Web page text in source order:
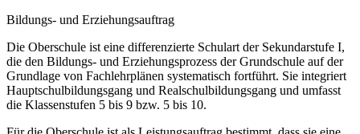
Bildungs- und Erziehungsauftrag
Die Oberschule ist eine differenzierte Schulart der Sekundarstufe I,
die den Bildungs- und Erziehungsprozess der Grundschule auf der
Grundlage von Fachlehrplänen systematisch fortführt. Sie integriert
Hauptschulbildungsgang und Realschulbildungsgang und umfasst
die Klassenstufen 5 bis 9 bzw. 5 bis 10.